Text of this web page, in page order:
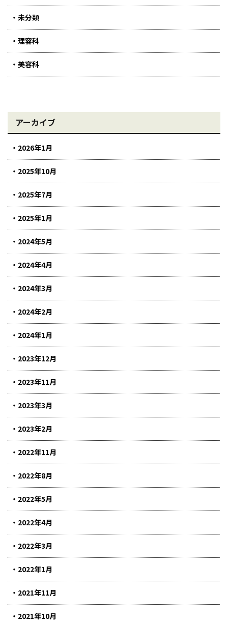
未分類
理容科
美容科
アーカイブ
2026年1月
2025年10月
2025年7月
2025年1月
2024年5月
2024年4月
2024年3月
2024年2月
2024年1月
2023年12月
2023年11月
2023年3月
2023年2月
2022年11月
2022年8月
2022年5月
2022年4月
2022年3月
2022年1月
2021年11月
2021年10月